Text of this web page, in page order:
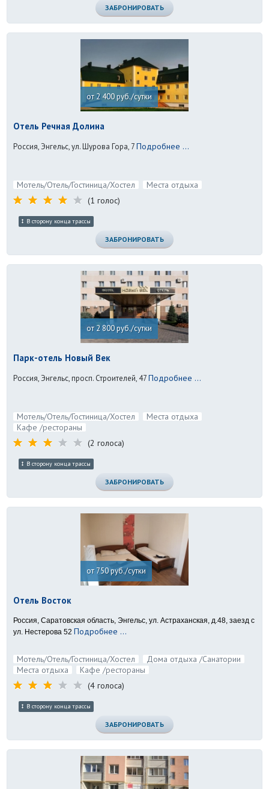
ЗАБРОНИРОВАТЬ
от 2 400 руб./сутки
Отель Речная Долина
Россия, Энгельс, ул. Шурова Гора, 7Подробнее ...
Мотель/Отель/Гостиница/Хостел
Места отдыха
(1 голос)
В сторону конца трассы
ЗАБРОНИРОВАТЬ
от 2 800 руб./сутки
Парк-отель Новый Век
Россия, Энгельс, просп. Строителей, 47Подробнее ...
Мотель/Отель/Гостиница/Хостел
Места отдыха
Кафе /рестораны
(2 голоса)
В сторону конца трассы
ЗАБРОНИРОВАТЬ
от 750 руб./сутки
Отель Восток
Россия, Саратовская область, Энгельс, ул. Астраханская, д.48, заезд с
ул. Нестерова 52 Подробнее ...
Мотель/Отель/Гостиница/Хостел
Дома отдыха /Санатории
Места отдыха
Кафе /рестораны
(4 голоса)
В сторону конца трассы
ЗАБРОНИРОВАТЬ